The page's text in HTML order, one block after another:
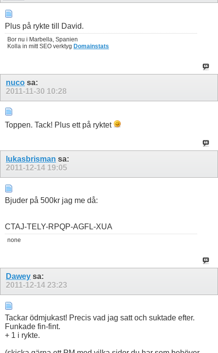
Plus på rykte till David.
Bor nu i Marbella, Spanien
Kolla in mitt SEO verktyg Domainstats
nuco sa:
2011-11-30 10:28
Toppen. Tack! Plus ett på ryktet
lukasbrisman sa:
2011-12-14 19:05
Bjuder på 500kr jag me då:
CTAJ-TELY-RPQP-AGFL-XUA
none
Dawey sa:
2011-12-14 23:23
Tackar ödmjukast! Precis vad jag satt och suktade efter.
Funkade fin-fint.
+ 1 i rykte.